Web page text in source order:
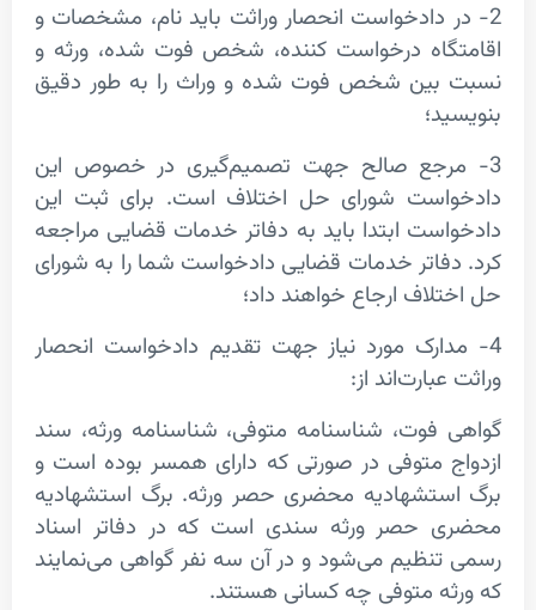
دادخواست انحصار وراثتباید نام، مشخصات و
درخواست کننده، شخص فوت شده، ورثه و
شخص فوت شده و وراث را به طور دقیق
صالح جهت تصمیم‌گیری در خصوص این
شورای حل اختلاف است. برای ثبت این
ابتدا باید به دفاتر خدمات قضایی مراجعه
خدمات قضایی دادخواست شما را به شورای
ارجاع خواهند داد؛
دادخواست انحصار
از:
شناسنامه متوفی، شناسنامه ورثه، سند
متوفی در صورتی که دارای همسر بوده است و
محضری حصر ورثه. برگ استشهادیه
حصر ورثه سندی است که در دفاتر اسناد
می‌شود و در آن سه نفر گواهی می‌نمایند
متوفی چه کسانی هستند.